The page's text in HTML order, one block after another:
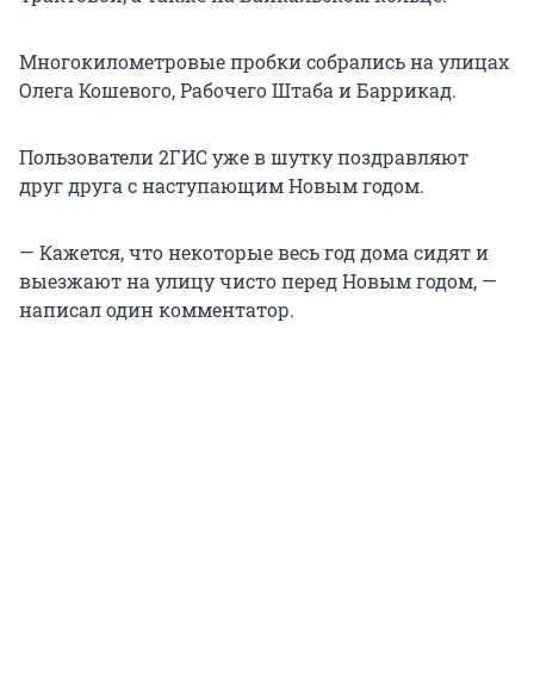
Многокилометровые пробки собрались на улицах
Олега Кошевого, Рабочего Штаба и Баррикад.
Пользователи 2ГИС уже в шутку поздравляют
друг друга с наступающим Новым годом.
— Кажется, что некоторые весь год дома сидят и
выезжают на улицу чисто перед Новым годом, —
написал один комментатор.